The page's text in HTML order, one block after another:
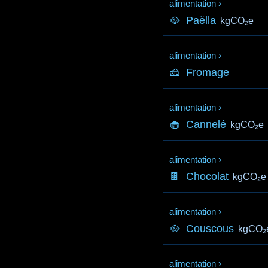
alimentation ›
🥘 Paëlla kgCO₂e
alimentation ›
🧀 Fromage
alimentation ›
🧁 Cannelé kgCO₂e
alimentation ›
🍫 Chocolat kgCO₂e
alimentation ›
🥘 Couscous
alimentation ›